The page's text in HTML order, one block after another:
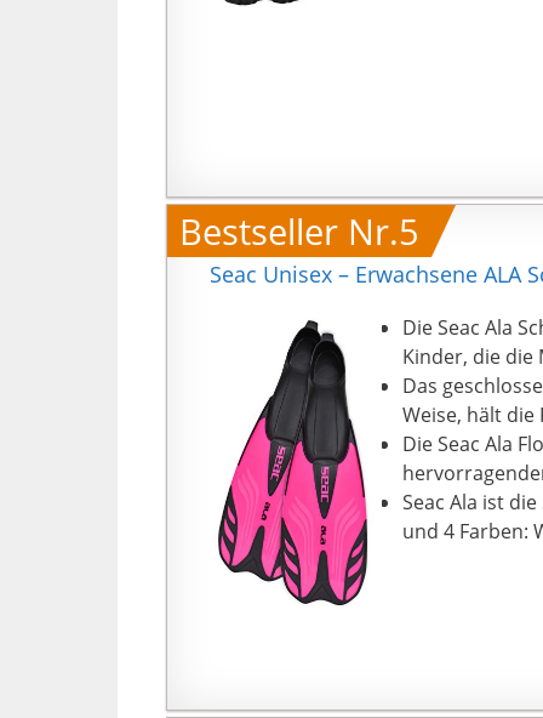
Bestseller Nr.5
Seac Unisex – Erwachsene ALA
Die Seac Ala
Kinder, die die
Das
Weise, hält die
Die Seac Ala
Seac Ala ist
und 4 Farben: